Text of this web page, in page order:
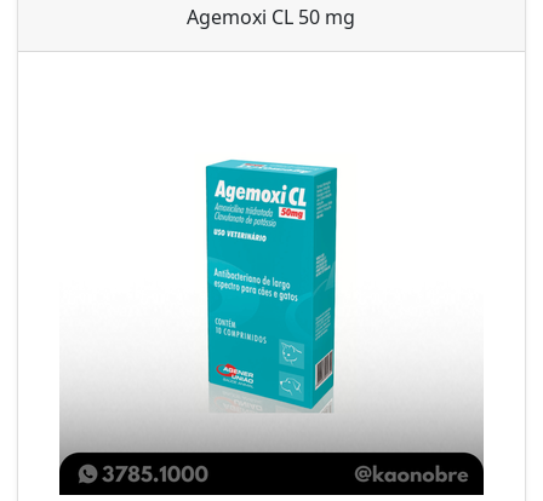
Agemoxi CL 50 mg